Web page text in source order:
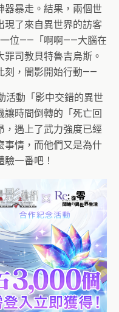
器暴走。結果，兩個世
現了來自異世界的訪客
位——「啊啊——大腦在
司教貝特魯吉烏斯。
刻，闇影開始行動——
活動「影中交錯的異世
時間倒轉的「死亡回
，遇上了武力強度已經
事情，而他們又是為什
一番吧！